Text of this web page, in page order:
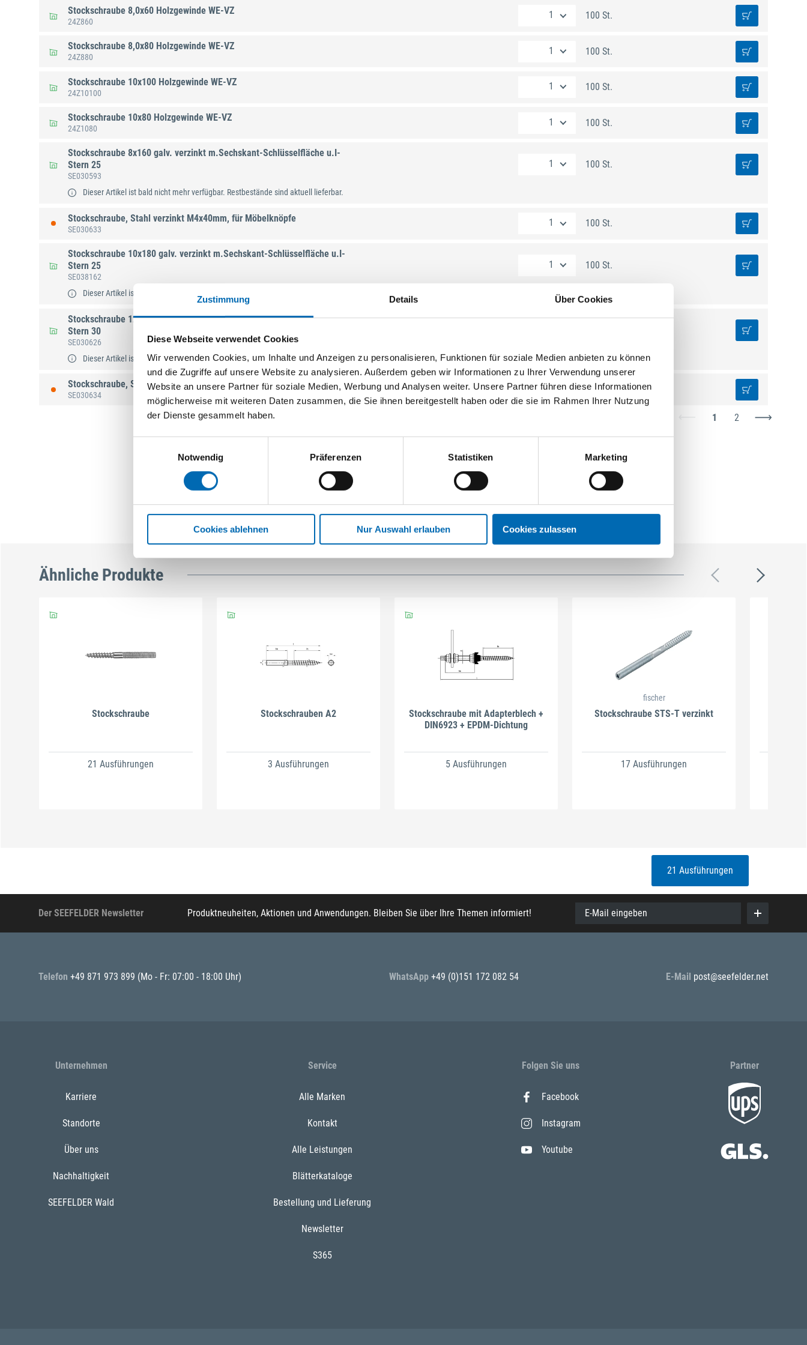
Zustimmung Details Über Cookies
Diese Webseite verwendet Cookies
Wir verwenden Cookies, um Inhalte und Anzeigen zu personalisieren, Funktionen für soziale Medien anbieten zu können
und die Zugriffe auf unsere Website zu analysieren. Außerdem geben wir Informationen zu Ihrer Verwendung unserer
Website an unsere Partner für soziale Medien, Werbung und Analysen weiter. Unsere Partner führen diese Informationen
möglicherweise mit weiteren Daten zusammen, die Sie ihnen bereitgestellt haben oder die sie im Rahmen Ihrer Nutzung
der Dienste gesammelt haben.
Notwendig
Präferenzen Statistiken Marketing
Cookies ablehnen Nur Auswahl erlauben Cookies zulassen
Stockschraube 8,0x60 Holzgewinde WE-VZ
24Z860
100 St.
Stockschraube 8,0x80 Holzgewinde WE-VZ
24Z880
100 St.
Stockschraube 10x100 Holzgewinde WE-VZ
24Z10100
100 St.
Stockschraube 10x80 Holzgewinde WE-VZ
24Z1080
100 St.
Stockschraube 8x160 galv. verzinkt m.Sechskant-Schlüsselfläche u.I-
Stern 25
SE030593
100 St.
Dieser Artikel ist bald nicht mehr verfügbar. Restbestände sind aktuell lieferbar.
Stockschraube, Stahl verzinkt M4x40mm, für Möbelknöpfe
SE030633
100 St.
Stockschraube 10x180 galv. verzinkt m.Sechskant-Schlüsselfläche u.I-
Stern 25
SE038162
100 St.
Dieser Artikel ist bald nicht mehr verfügbar. Restbestände sind aktuell lieferbar.
Stockschraube 12x120 galv. verzinkt m.Sechskant-Schlüsselfläche u.I-
Stern 30
SE030626
Dieser Artikel ist bald nicht mehr verfügbar. Restbestände sind aktuell lieferbar.
Stockschraube, Stahl verzinkt M5x50mm, für Möbelknöpfe
SE030634
100 St.
1 2
Ähnliche Produkte
Stockschraube
21 Ausführungen
Stockschrauben A2
3 Ausführungen
Stockschraube mit Adapterblech +
DIN6923 + EPDM-Dichtung
5 Ausführungen
fischer
Stockschraube STS-T verzinkt
17 Ausführungen
21 Ausführungen
Der SEEFELDER Newsletter Produktneuheiten, Aktionen und Anwendungen. Bleiben Sie über Ihre Themen informiert! E-Mail eingeben
Telefon +49 871 973 899 (Mo - Fr: 07:00 - 18:00 Uhr) WhatsApp +49 (0)151 172 082 54 E-Mail post@seefelder.net
Unternehmen
Karriere
Standorte
Über uns
Nachhaltigkeit
SEEFELDER Wald
Service
Alle Marken
Kontakt
Alle Leistungen
Blätterkataloge
Bestellung und Lieferung
Newsletter
S365
Folgen Sie uns
Facebook
Instagram
Youtube
Partner